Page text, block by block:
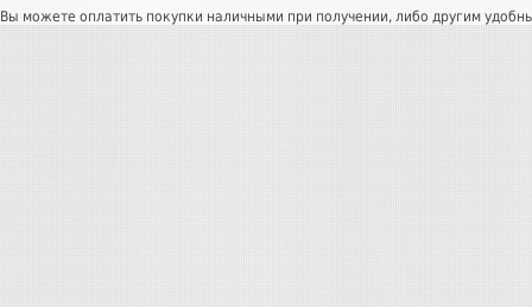
Вы можете оплатить покупки наличными при получении, либо другим